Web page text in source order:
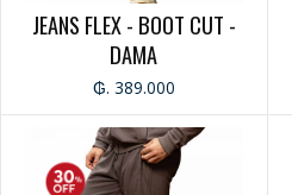
JEANS FLEX - BOOT CUT -
DAMA
₲. 389.000